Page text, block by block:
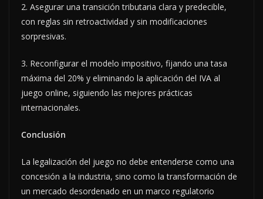
2. Asegurar una transición tributaria clara y predecible,
con reglas sin retroactividad y sin modificaciones
sorpresivas.
3. Reconfigurar el modelo impositivo, fijando una tasa
máxima del 20% y eliminando la aplicación del IVA al
juego online, siguiendo las mejores prácticas
internacionales.
Conclusión
La legalización del juego no debe entenderse como una
concesión a la industria, sino como la transformación de
un mercado desordenado en un marco regulatorio